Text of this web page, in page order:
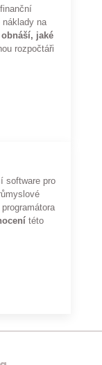
náklady na
jaké
rozpočtáři
software pro
této